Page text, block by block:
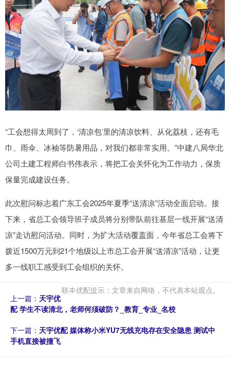
“工会想得太周到了，‘清凉包’里的清凉饮料、从化荔枝，还有毛
巾、雨伞、冰袖等防暑用品，对我们都非常实用。”中建八局华北
公司土建工程师白书伟表示，将把工会关怀化为工作动力，保质
保量完成建设任务。
此次慰问标志着广东工会2025年夏季“送清凉”活动全面启动。接
下来，省总工会领导班子成员将分别带队前往基层一线开展“送清
凉”走访慰问活动。同时，为扩大活动覆盖面，今年省总工会将下
拨近1500万元到21个地级以上市总工会开展“送清凉”活动，让更
多一线职工感受到工会组织的关怀。
联丰优配提示：文章来自网络，不代表本站观点。
上一篇： 天宇优
配 学生不读清北，老师何须破防？_教育_专业_名校
下一篇： 天宇优配 媒体称小米YU7无线充电存在安全隐患 测试中
手机直接被撞飞